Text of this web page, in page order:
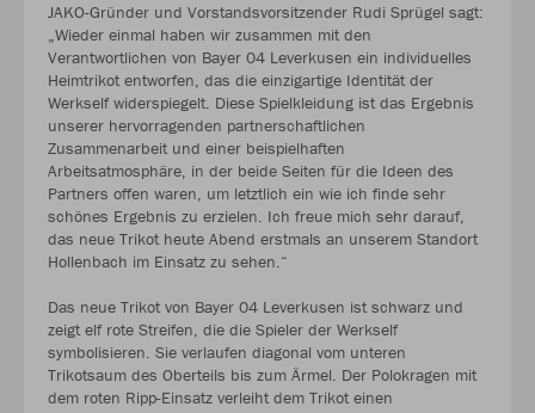
JAKO-Gründer und Vorstandsvorsitzender Rudi Sprügel sagt:
„Wieder einmal haben wir zusammen mit den
Verantwortlichen von Bayer 04 Leverkusen ein individuelles
Heimtrikot entworfen, das die einzigartige Identität der
Werkself widerspiegelt. Diese Spielkleidung ist das Ergebnis
unserer hervorragenden partnerschaftlichen
Zusammenarbeit und einer beispielhaften
Arbeitsatmosphäre, in der beide Seiten für die Ideen des
Partners offen waren, um letztlich ein wie ich finde sehr
schönes Ergebnis zu erzielen. Ich freue mich sehr darauf,
das neue Trikot heute Abend erstmals an unserem Standort
Hollenbach im Einsatz zu sehen.“
Das neue Trikot von Bayer 04 Leverkusen ist schwarz und
zeigt elf rote Streifen, die die Spieler der Werkself
symbolisieren. Sie verlaufen diagonal vom unteren
Trikotsaum des Oberteils bis zum Ärmel. Der Polokragen mit
dem roten Ripp-Einsatz verleiht dem Trikot einen